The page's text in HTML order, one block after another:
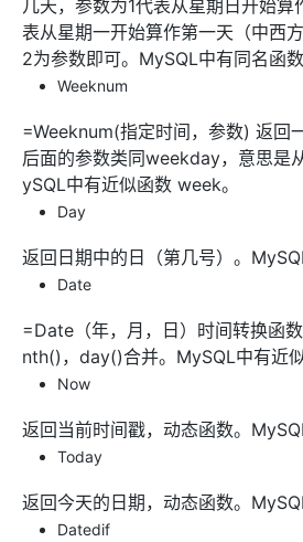
几天，参数为1代表从星期日开始
表从星期一开始算作第一天（中西
2为参数即可。MySQL中有同名函数
Weeknum
=Weeknum(指定时间，参数) 返回
后面的参数类同weekday，意思是
ySQL中有近似函数 week。
Day
返回日期中的日（第几号）。
Date
=Date（年，月，日）时间转换函
nth()，day()合并。MySQL中有近
Now
返回当前时间戳，动态函数。
Today
返回今天的日期，动态函数。
Datedif